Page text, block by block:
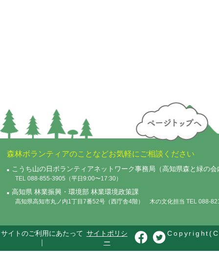
森林ボランティアのことなどお気軽にご相談ください
こうち山の日ボランティアネットワーク事務局（高知県森と緑の会
TEL 088-855-3905（平日9:00〜17:30）
高知県 林業振興・環境部 林業環境政策課
高知県高知市丸ノ内1丁目7番52号（西庁舎4階） 木の文化担当 TEL 088-
サイトのご利用にあたって
｜
サイトポリシ
ー